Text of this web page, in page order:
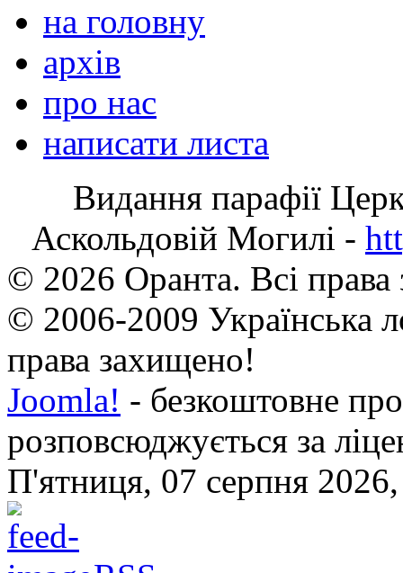
на головну
архів
про нас
написати листа
Видання парафії
Аскольдовій Могилі -
© 2026 Оранта. Всі
© 2006-2009 Українська
права захищено!
Joomla! - безкоштовне
розповсюджується за
П'ятниця, 07 серпня